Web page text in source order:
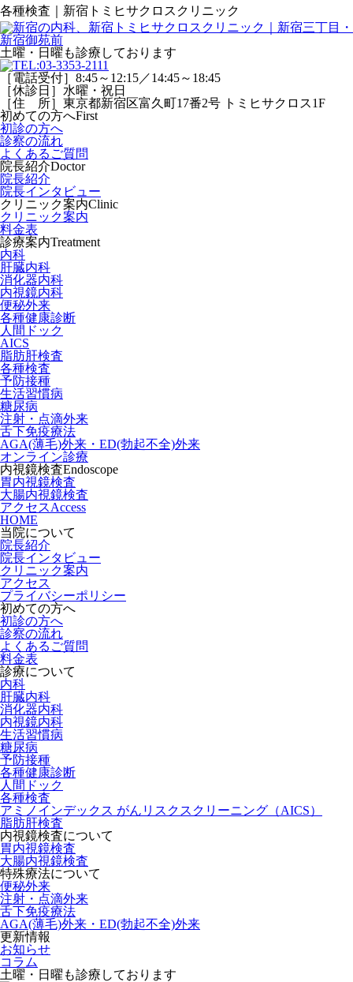
各種検査｜新宿トミヒサクロスクリニック
土曜・日曜 も診療しております
［電話受付］8:45～12:15／14:45～18:45
［休診日］水曜・祝日
［住 所］東京都新宿区富久町17番2号 トミヒサクロス1F
初めての方へFirst
初診の方へ
診察の流れ
よくあるご質問
院長紹介Doctor
院長紹介
院長インタビュー
クリニック案内Clinic
クリニック案内
料金表
診療案内Treatment
内科
肝臓内科
消化器内科
内視鏡内科
便秘外来
各種健康診断
人間ドック
AICS
脂肪肝検査
各種検査
予防接種
生活習慣病
糖尿病
注射・点滴外来
舌下免疫療法
AGA(薄毛)外来・ED(勃起不全)外来
オンライン診療
内視鏡検査Endoscope
胃内視鏡検査
大腸内視鏡検査
アクセスAccess
HOME
当院について
院長紹介
院長インタビュー
クリニック案内
アクセス
プライバシーポリシー
初めての方へ
初診の方へ
診察の流れ
よくあるご質問
料金表
診療について
内科
肝臓内科
消化器内科
内視鏡内科
生活習慣病
糖尿病
予防接種
各種健康診断
人間ドック
各種検査
アミノインデックス がんリスクスクリーニング（AICS）
脂肪肝検査
内視鏡検査について
胃内視鏡検査
大腸内視鏡検査
特殊療法について
便秘外来
注射・点滴外来
舌下免疫療法
AGA(薄毛)外来・ED(勃起不全)外来
更新情報
お知らせ
コラム
土曜・日曜 も診療しております